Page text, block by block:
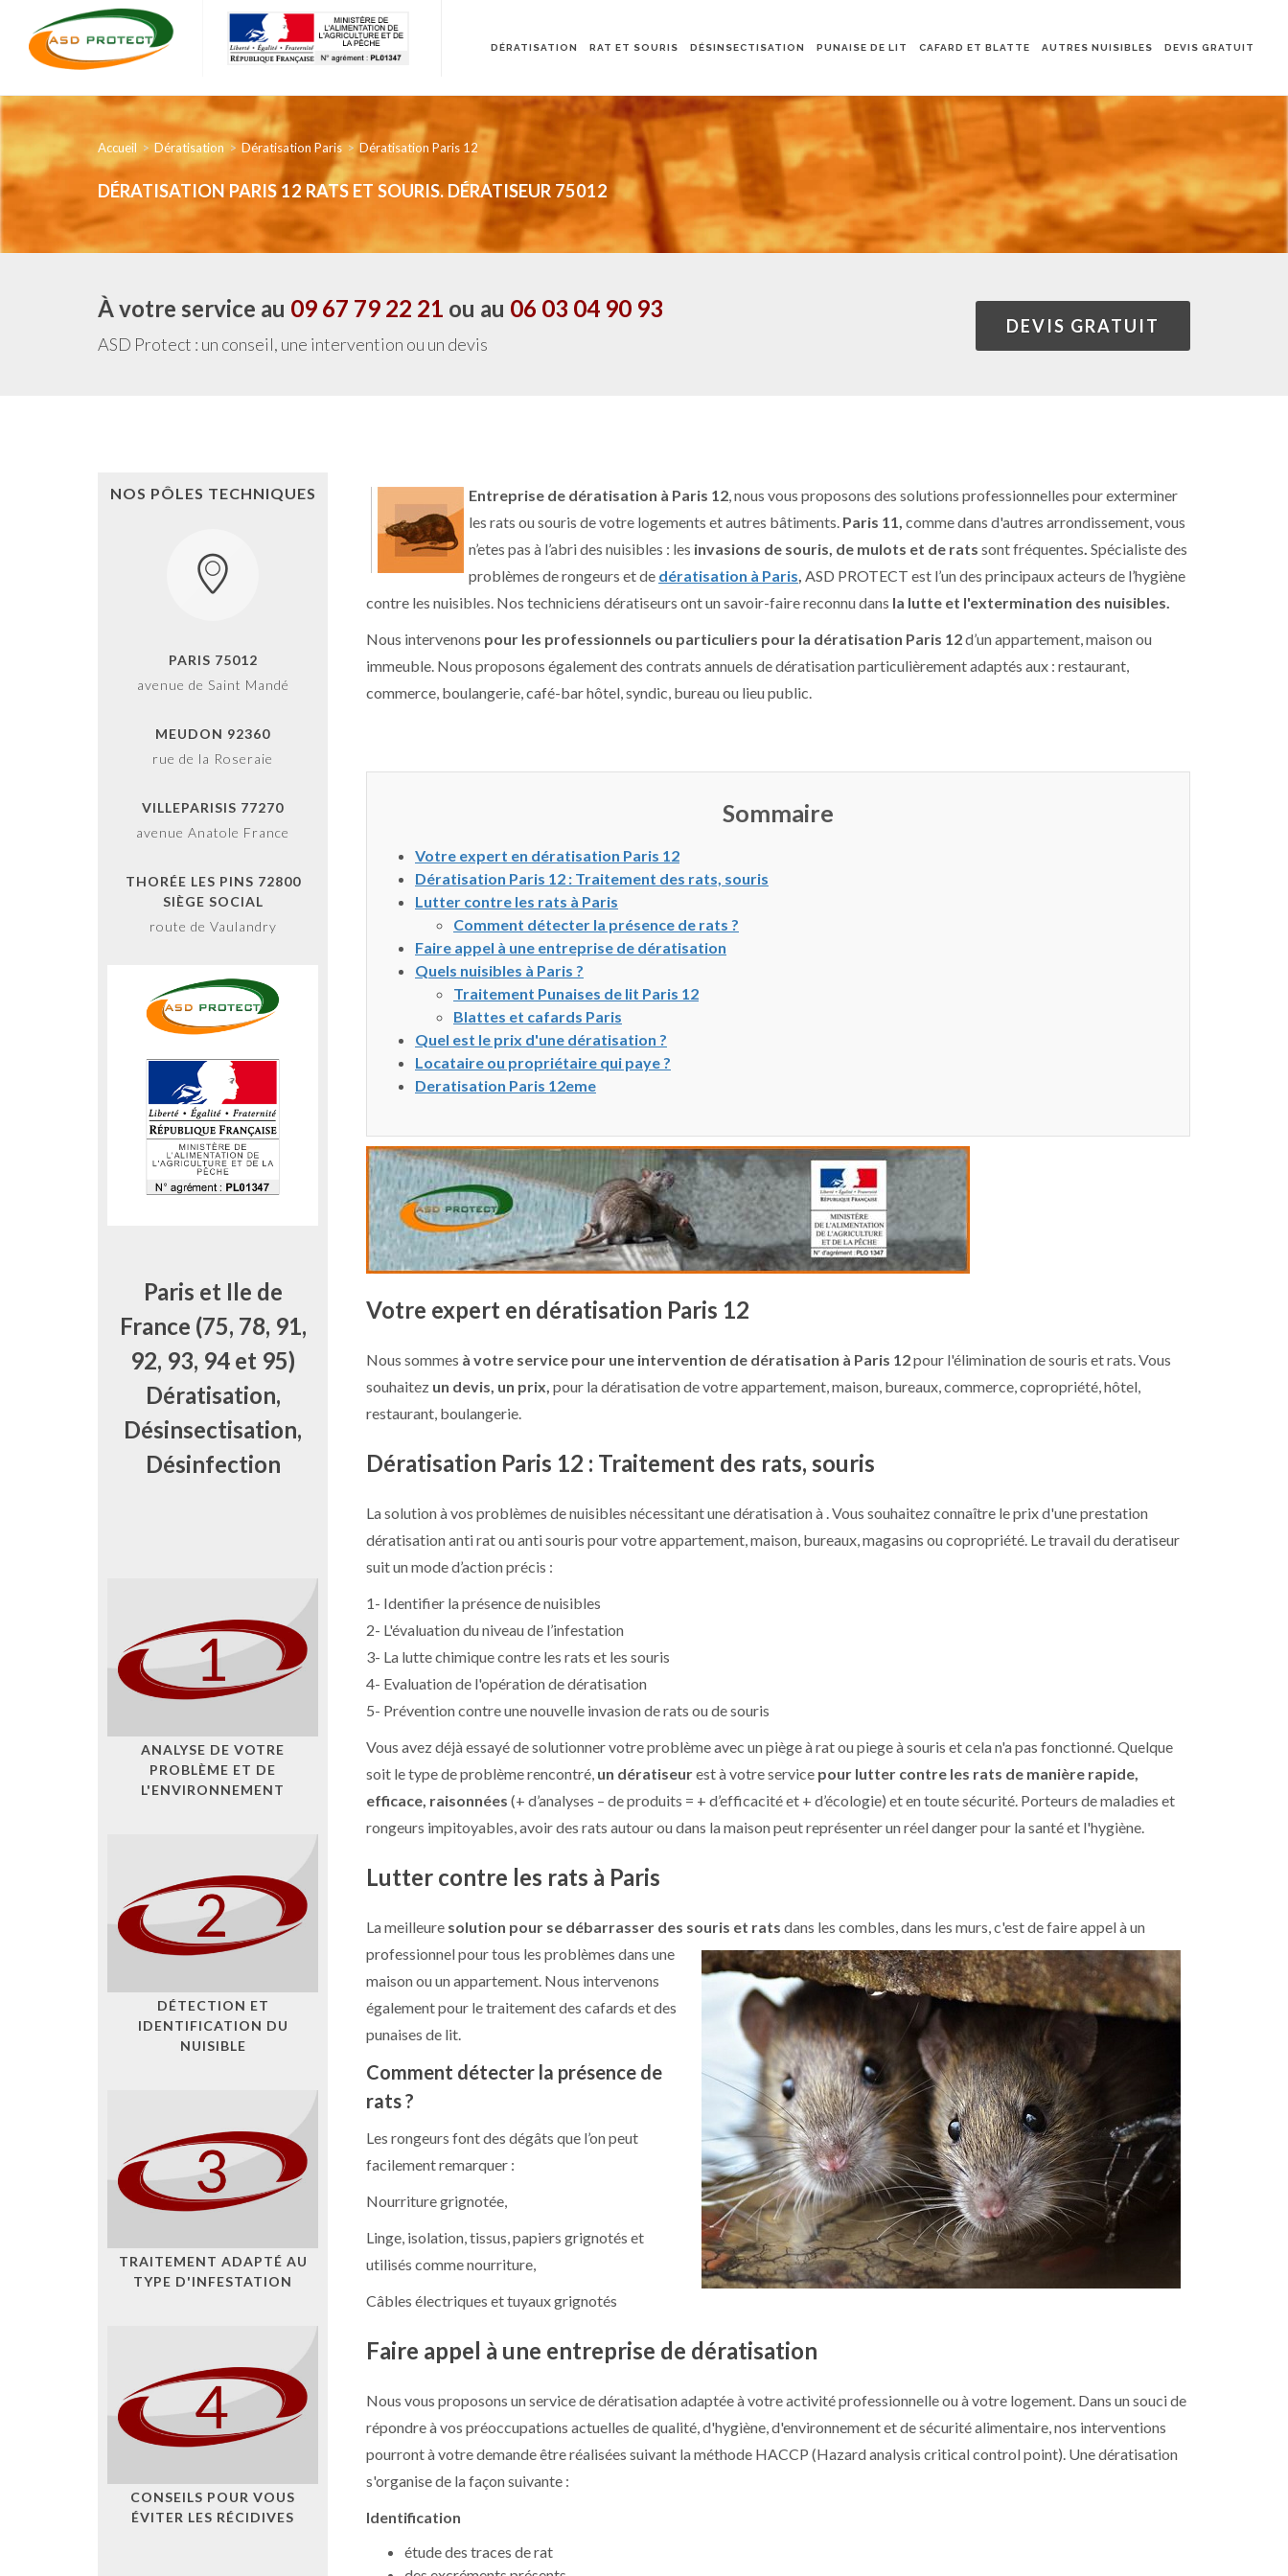
DÉRATISATION RAT ET SOURIS DÉSINSECTISATION PUNAISE DE LIT CAFARD ET BLATTE AUTRES NUISIBLES DEVIS GRATUIT
Accueil Dératisation Dératisation Paris Dératisation Paris 12
DÉRATISATION PARIS 12 RATS ET SOURIS. DÉRATISEUR 75012
À votre service au 09 67 79 22 21 ou au 06 03 04 90 93
ASD Protect : un conseil, une intervention ou un devis
DEVIS GRATUIT
Entreprise de dératisation à Paris 12, nous vous proposons des solutions professionnelles pour exterminer
les rats ou souris de votre logements et autres bâtiments. Paris 11, comme dans d'autres arrondissement, vous
n’etes pas à l’abri des nuisibles : les invasions de souris, de mulots et de rats sont fréquentes. Spécialiste des
problèmes de rongeurs et de dératisation à Paris, ASD PROTECT est l’un des principaux acteurs de l’hygiène
contre les nuisibles. Nos techniciens dératiseurs ont un savoir-faire reconnu dans la lutte et l'extermination des nuisibles.
Nous intervenons pour les professionnels ou particuliers pour la dératisation Paris 12d’un appartement, maison ou
immeuble. Nous proposons également des contrats annuels de dératisation particulièrement adaptés aux : restaurant,
commerce, boulangerie, café-bar hôtel, syndic, bureau ou lieu public.
Sommaire
Votre expert en dératisation Paris 12
Dératisation Paris 12 : Traitement des rats, souris
Lutter contre les rats à Paris
Comment détecter la présence de rats ?
Faire appel à une entreprise de dératisation
Quels nuisibles à Paris ?
Traitement Punaises de lit Paris 12
Blattes et cafards Paris
Quel est le prix d'une dératisation ?
Locataire ou propriétaire qui paye ?
Deratisation Paris 12eme
Votre expert en dératisation Paris 12
Nous sommes à votre service pour une intervention de dératisation à Paris 12pour l'élimination de souris et rats. Vous
souhaitez un devis, un prix, pour la dératisation de votre appartement, maison, bureaux, commerce, copropriété, hôtel,
restaurant, boulangerie.
Dératisation Paris 12 : Traitement des rats, souris
La solution à vos problèmes de nuisibles nécessitant une dératisation à . Vous souhaitez connaître le prix d'une prestation
dératisation anti rat ou anti souris pour votre appartement, maison, bureaux, magasins ou copropriété. Le travail du deratiseur
suit un mode d’action précis :
1- Identifier la présence de nuisibles
2- L'évaluation du niveau de l’infestation
3- La lutte chimique contre les rats et les souris
4- Evaluation de l'opération de dératisation
5- Prévention contre une nouvelle invasion de rats ou de souris
Vous avez déjà essayé de solutionner votre problème avec un piège à rat ou piege à souris et cela n'a pas fonctionné. Quelque
soit le type de problème rencontré, un dératiseurest à votre service pour lutter contre les rats de manière rapide,
efficace, raisonnées (+ d’analyses – de produits = + d’efficacité et + d’écologie) et en toute sécurité. Porteurs de maladies et
rongeurs impitoyables, avoir des rats autour ou dans la maison peut représenter un réel danger pour la santé et l'hygiène.
Lutter contre les rats à Paris
La meilleure solution pour se débarrasser des souris et rats dans les combles, dans les murs, c'est de faireappel à un
professionnel pour tous les problèmes dans une
maison ou un appartement. Nous intervenons
également pour le traitement des cafards et des
punaises de lit.
Comment détecter la présence de
rats ?
Les rongeurs font des dégâts que l’on peut
facilement remarquer :
Nourriture grignotée,
Linge, isolation, tissus, papiers grignotés et
utilisés comme nourriture,
Câbles électriques et tuyaux grignotés
Faire appel à une entreprise de dératisation
Nous vous proposons un service de dératisation adaptée à votre activité professionnelle ou à votre logement. Dans un souci de
répondre à vos préoccupations actuelles de qualité, d'hygiène, d'environnement et de sécurité alimentaire, nos interventions
pourront à votre demande être réalisées suivant la méthode HACCP (Hazard analysis critical control point). Une dératisation
s'organise de la façon suivante :
Identification
étude des traces de rat
NOS PÔLES TECHNIQUES
PARIS 75012
avenue de Saint Mandé
MEUDON 92360
rue de la Roseraie
VILLEPARISIS 77270
avenue Anatole France
THORÉE LES PINS 72800
SIÈGE SOCIAL
route de Vaulandry
Paris et Ile de
France (75, 78, 91,
92, 93, 94 et 95)
Dératisation,
Désinsectisation,
Désinfection
ANALYSE DE VOTRE
PROBLÈME ET DE
L'ENVIRONNEMENT
DÉTECTION ET
IDENTIFICATION DU
NUISIBLE
TRAITEMENT ADAPTÉ AU
TYPE D'INFESTATION
CONSEILS POUR VOUS
ÉVITER LES RÉCIDIVES